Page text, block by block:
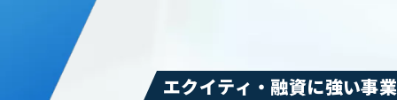
エクイティ・融資に強い事